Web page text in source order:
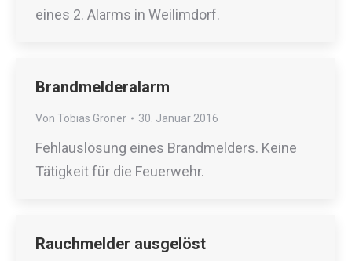
eines 2. Alarms in Weilimdorf.
Brandmelderalarm
Von Tobias Groner 30. Januar 2016
Fehlauslösung eines Brandmelders. Keine
Tätigkeit für die Feuerwehr.
Rauchmelder ausgelöst